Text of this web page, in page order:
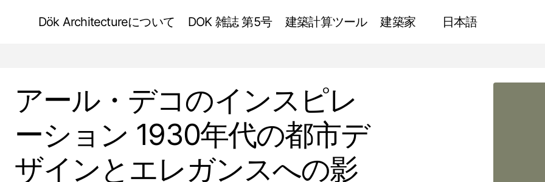
Dök Architectureについて DOK 雑誌 第5号 建築計算ツール 建築家 日本語
アール・デコのインスピレ
ーション 1930年代の都市デ
ザインとエレガンスへの影